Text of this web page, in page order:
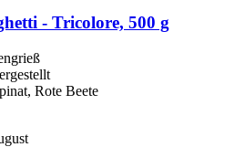
-​ Tricolore, 500 g
Rote Beete